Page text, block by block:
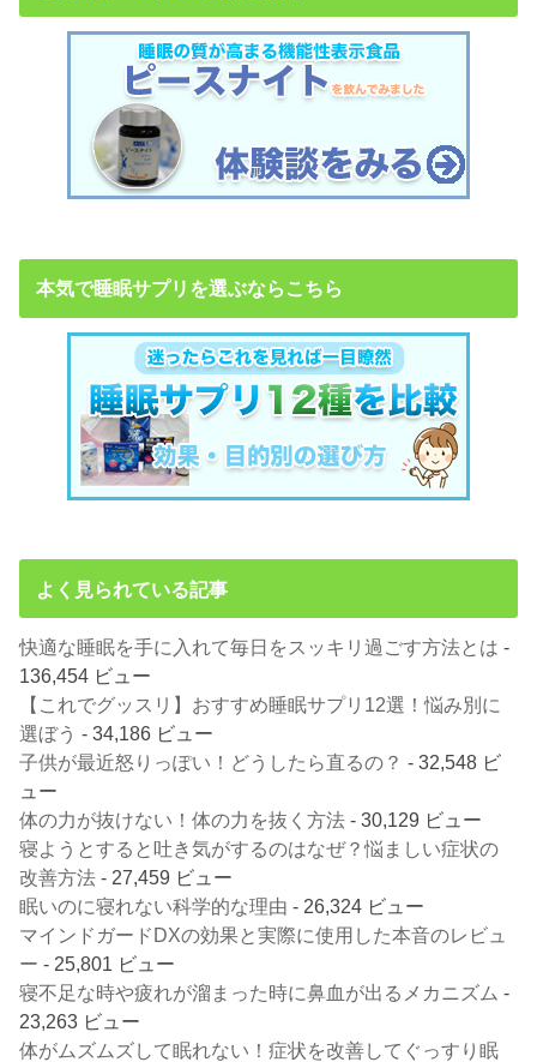
本気で睡眠サプリを選ぶならこちら
よく見られている記事
快適な睡眠を手に入れて毎日をスッキリ過ごす方法とは -
136,454 ビュー
【これでグッスリ】おすすめ睡眠サプリ12選！悩み別に
選ぼう - 34,186 ビュー
子供が最近怒りっぽい！どうしたら直るの？ - 32,548 ビ
ュー
体の力が抜けない！体の力を抜く方法 - 30,129 ビュー
寝ようとすると吐き気がするのはなぜ？悩ましい症状の
改善方法 - 27,459 ビュー
眠いのに寝れない科学的な理由 - 26,324 ビュー
マインドガードDXの効果と実際に使用した本音のレビュ
ー - 25,801 ビュー
寝不足な時や疲れが溜まった時に鼻血が出るメカニズム -
23,263 ビュー
体がムズムズして眠れない！症状を改善してぐっすり眠